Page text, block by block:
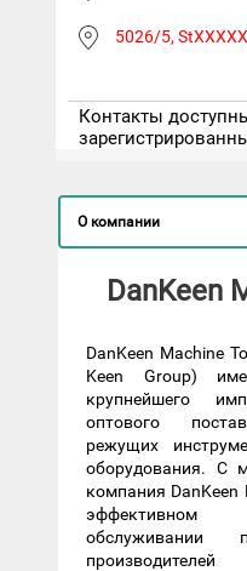
5026/5,
Контакты
О компании
DanKeen
DanKeen Machine
Keen Group)
крупнейшего
оптового
режущих
оборудования. С
компания DanKeen
эффективном
обслуживании